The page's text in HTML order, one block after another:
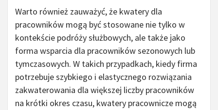
Warto również zauważyć, że kwatery dla
pracowników mogą być stosowane nie tylko w
kontekście podróży służbowych, ale także jako
forma wsparcia dla pracowników sezonowych lub
tymczasowych. W takich przypadkach, kiedy firma
potrzebuje szybkiego i elastycznego rozwiązania
zakwaterowania dla większej liczby pracowników
na krótki okres czasu, kwatery pracownicze mogą